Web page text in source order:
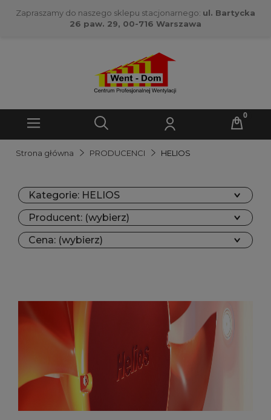
Zapraszamy do naszego sklepu stacjonarnego: ul. Bartycka
26 paw. 29, 00-716 Warszawa
Strona główna PRODUCENCI HELIOS
Kategorie: HELIOS
Producent: (wybierz)
Cena: (wybierz)